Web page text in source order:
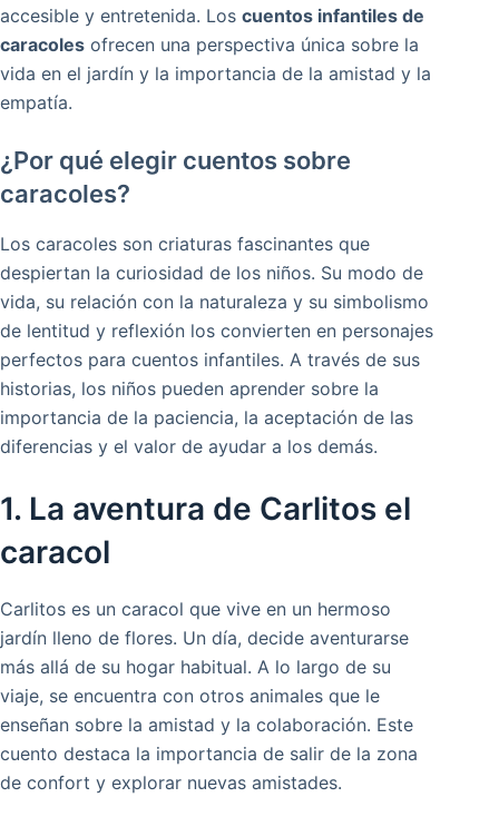
accesible y entretenida. Los cuentos infantiles de
caracoles ofrecen una perspectiva única sobre la
vida en el jardín y la importancia de la amistad y la
empatía.
¿Por qué elegir cuentos sobre
caracoles?
Los caracoles son criaturas fascinantes que
despiertan la curiosidad de los niños. Su modo de
vida, su relación con la naturaleza y su simbolismo
de lentitud y reflexión los convierten en personajes
perfectos para cuentos infantiles. A través de sus
historias, los niños pueden aprender sobre la
importancia de la paciencia, la aceptación de las
diferencias y el valor de ayudar a los demás.
1. La aventura de Carlitos el
caracol
Carlitos es un caracol que vive en un hermoso
jardín lleno de flores. Un día, decide aventurarse
más allá de su hogar habitual. A lo largo de su
viaje, se encuentra con otros animales que le
enseñan sobre la amistad y la colaboración. Este
cuento destaca la importancia de salir de la zona
de confort y explorar nuevas amistades.